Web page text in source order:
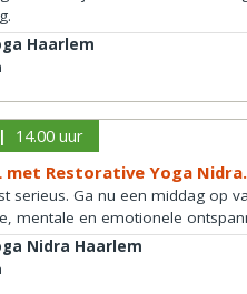
Haarlem
14.00 uur
met Restorative Yoga Nidra.
serieus. Ga nu een middag op
mentale en emotionele
Nidra Haarlem